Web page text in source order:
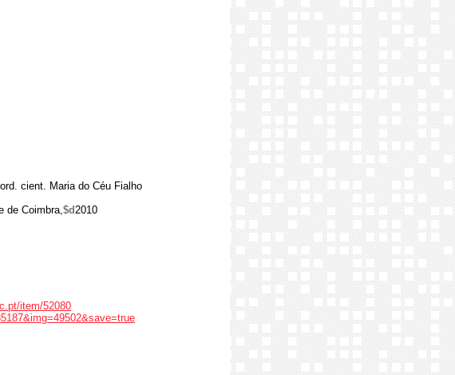
cient. Maria do Céu Fialho
de Coimbra,$d2010
item/52080